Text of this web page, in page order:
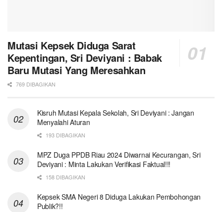
Mutasi Kepsek Diduga Sarat
Kepentingan, Sri Deviyani : Babak
Baru Mutasi Yang Meresahkan
769 DIBAGIKAN
Kisruh Mutasi Kepala Sekolah, Sri Deviyani : Jangan
Menyalahi Aturan
193 DIBAGIKAN
MPZ Duga PPDB Riau 2024 Diwarnai Kecurangan, Sri
Deviyani : Minta Lakukan Verifikasi Faktual!!!
158 DIBAGIKAN
Kepsek SMA Negeri 8 Diduga Lakukan Pembohongan
Publik?!!